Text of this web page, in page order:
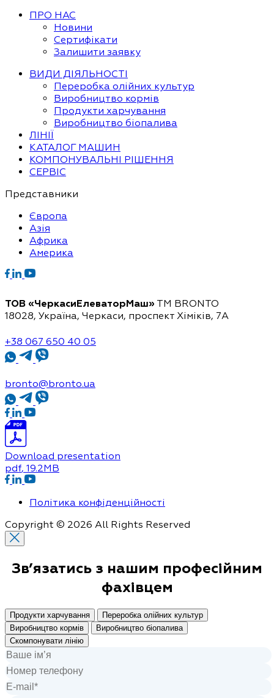
ПРО НАС
Новини
Сертифікати
Залишити заявку
ВИДИ ДІЯЛЬНОСТІ
Переробка олійних культур
Виробництво кормів
Продукти харчування
Виробництво біопалива
ЛІНІЇ
КАТАЛОГ МАШИН
КОМПОНУВАЛЬНІ РІШЕННЯ
СЕРВІС
Представники
Європа
Азія
Африка
Америка
ТОВ «ЧеркасиЕлеваторМаш» ТМ BRONTO
18028, Україна, Черкаси, проспект Хіміків, 7А
+38 067 650 40 05
bronto@bronto.ua
Download presentation
pdf, 19.2MB
Політика конфіденційності
Copyright © 2026 All Rights Reserved
Зв’язатись з нашим професійним
фахівцем
Продукти харчування
Переробка олійних культур
Виробництво кормів
Виробництво біопалива
Скомпонувати лінію